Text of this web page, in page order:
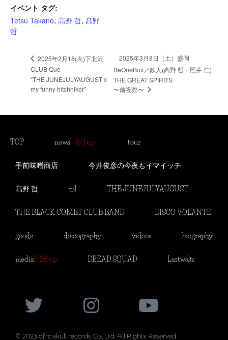
イベント タグ:
Tetsu Takano, 高野 哲, 髙野
哲
2025年2月18(火)下北沢
CLUB Que
“THE JUNEJULYAUGUST x
my funny hitchhiker”
2025年3月8日（土）盛岡
BeOneBox／鉄人(髙野 哲・照井 仁)
THE GREAT SPIRITS
〜前夜祭〜
TOP news– 8/1 up- tour
手前味噌商店 今井俊彦の今夜もイマイッチ
髙野 哲 nil THE JUNEJULYAUGUST
THE BLACK COMET CLUB BAND DISCO VOLANTE
goods discography videos biography
media7/28 up DREAD SQUAD Lastwaltz
© 2023 afro skull records Co., Ltd. All Rights Reserved.